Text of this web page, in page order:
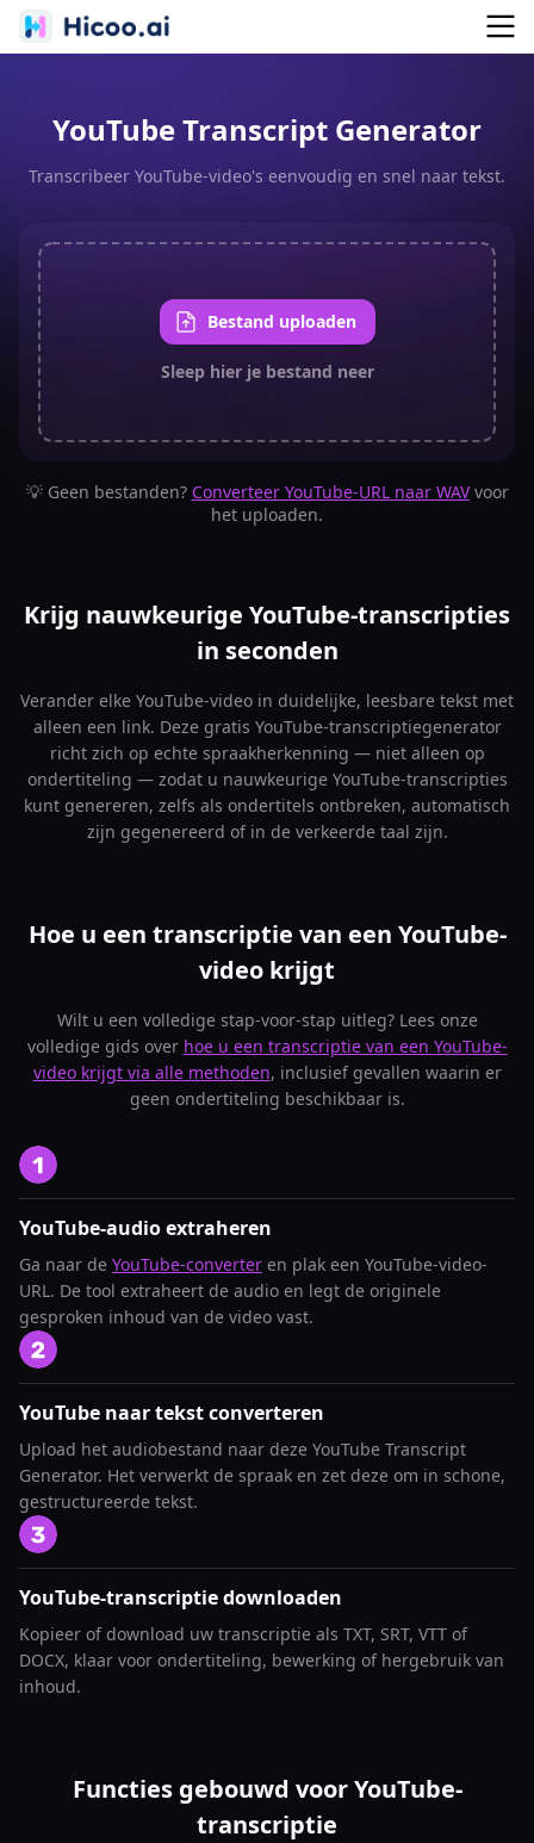
YouTube Transcript Generator
Transcribeer YouTube-video's eenvoudig en snel naar tekst.
Bestand uploaden
Sleep hier je bestand neer
💡 Geen bestanden? Converteer YouTube-URL naar WAVvoor
het uploaden.
Krijg nauwkeurige YouTube-transcripties
in seconden
Verander elke YouTube-video in duidelijke, leesbare tekst met
alleen een link. Deze gratis YouTube-transcriptiegenerator
richt zich op echte spraakherkenning — niet alleen op
ondertiteling — zodat u nauwkeurige YouTube-transcripties
kunt genereren, zelfs als ondertitels ontbreken, automatisch
zijn gegenereerd of in de verkeerde taal zijn.
Hoe u een transcriptie van een YouTube-
video krijgt
Wilt u een volledige stap-voor-stap uitleg? Lees onze
volledige gids over hoe u een transcriptie van een YouTube-
video krijgt via alle methoden, inclusief gevallen waarin er
geen ondertiteling beschikbaar is.
YouTube-audio extraheren
Ga naar de YouTube-converter en plak een YouTube-video-
URL. De tool extraheert de audio en legt de originele
gesproken inhoud van de video vast.
YouTube naar tekst converteren
Upload het audiobestand naar deze YouTube Transcript
Generator. Het verwerkt de spraak en zet deze om in schone,
gestructureerde tekst.
YouTube-transcriptie downloaden
Kopieer of download uw transcriptie als TXT, SRT, VTT of
DOCX, klaar voor ondertiteling, bewerking of hergebruik van
inhoud.
Functies gebouwd voor YouTube-
transcriptie